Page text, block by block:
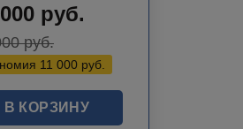
руб.
руб.
11 000 руб.
В КОРЗИНУ